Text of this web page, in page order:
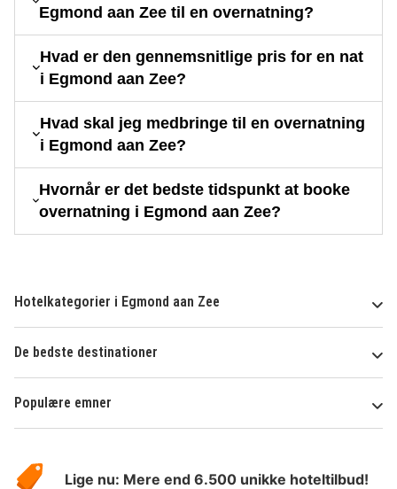
Egmond aan Zee til en overnatning?
Hvad er den gennemsnitlige pris for en nat
i Egmond aan Zee?
Hvad skal jeg medbringe til en overnatning
i Egmond aan Zee?
Hvornår er det bedste tidspunkt at booke
overnatning i Egmond aan Zee?
Hotelkategorier i Egmond aan Zee
De bedste destinationer
Populære emner
HotelSpecials
Lige nu: Mere end 6.500 unikke hoteltilbud!